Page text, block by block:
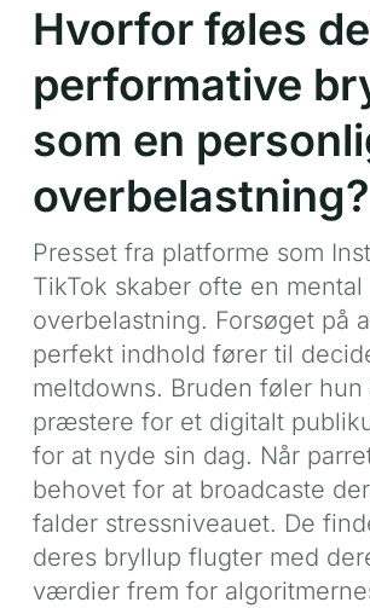
Hvorfor føles
performative
som en
overbelastning?
Presset fra platforme som
TikTok skaber ofte en mental
overbelastning. Forsøget på
perfekt indhold fører til
meltdowns. Bruden føler hun
præstere for et digitalt
for at nyde sin dag. Når
behovet for at broadcaste
falder stressniveauet. De
deres bryllup flugter med
værdier frem for